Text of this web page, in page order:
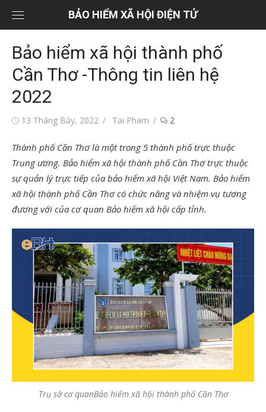
dung
BẢO HIỂM XÃ HỘI ĐIỆN TỬ
Bảo hiểm xã hội thành phố
Cần Thơ -Thông tin liên hệ
2022
Đăng13 Tháng Bảy, 2022
Tác
Tai Pham 2
Thành phố Cần Thơ là một trong 5 thành phố trực thuộc
Trung ương. Bảo hiểm xã hội thành phố Cần Thơ trực thuộc
sự quản lý trực tiếp của bảo hiểm xã hội Việt Nam. Bảo hiểm
xã hội thành phố Cần Thơ có chức năng và nhiệm vụ tương
đương với của cơ quan Bảo hiểm xã hội cấp tỉnh.
Trụ sở cơ quanBảo hiểm xã hội thành phố Cần Thơ